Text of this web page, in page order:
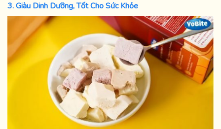
3. Giàu Dinh Dưỡng, Tốt Cho Sức Khỏe